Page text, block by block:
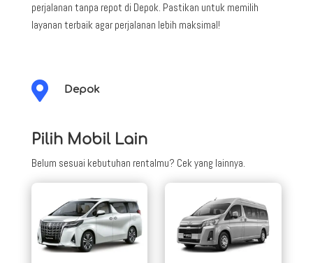
perjalanan tanpa repot di Depok. Pastikan untuk memilih
layanan terbaik agar perjalanan lebih maksimal!
 Depok
Pilih Mobil Lain
Belum sesuai kebutuhan rentalmu? Cek yang lainnya.